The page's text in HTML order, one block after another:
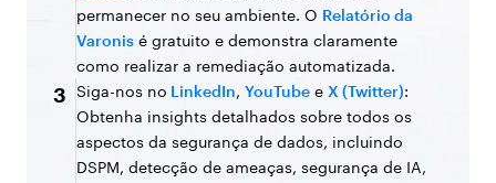
permanecer no seu ambiente. O Relatório da
Varonis é gratuito e demonstra claramente
como realizar a remediação automatizada.
3 Siga-nos no LinkedIn, YouTube e X (Twitter):
Obtenha insights detalhados sobre todos os
aspectos da segurança de dados, incluindo
DSPM, detecção de ameaças, segurança de IA,